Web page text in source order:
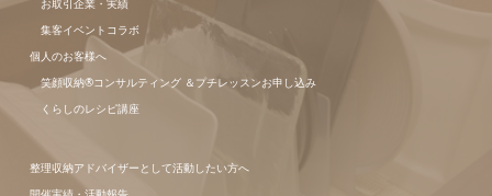
集客イベントコラボ
個人のお客様へ
笑顔収納®コンサルティング ＆プチレッスンお申し込み
くらしのレシピ講座
整理収納アドバイザーとして活動したい方へ